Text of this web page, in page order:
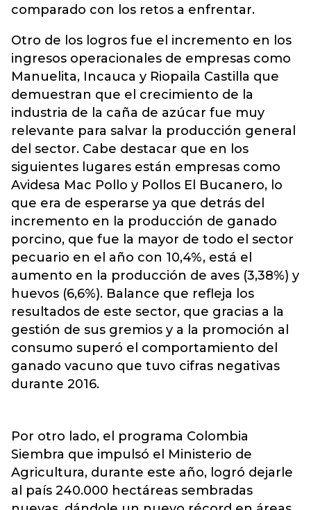
comparado con los retos a enfrentar.
Otro de los logros fue el incremento en los
ingresos operacionales de empresas como
Manuelita, Incauca y Riopaila Castilla que
demuestran que el crecimiento de la
industria de la caña de azúcar fue muy
relevante para salvar la producción general
del sector. Cabe destacar que en los
siguientes lugares están empresas como
Avidesa Mac Pollo y Pollos El Bucanero, lo
que era de esperarse ya que detrás del
incremento en la producción de ganado
porcino, que fue la mayor de todo el sector
pecuario en el año con 10,4%, está el
aumento en la producción de aves (3,38%) y
huevos (6,6%). Balance que refleja los
resultados de este sector, que gracias a la
gestión de sus gremios y a la promoción al
consumo superó el comportamiento del
ganado vacuno que tuvo cifras negativas
durante 2016.
Por otro lado, el programa Colombia
Siembra que impulsó el Ministerio de
Agricultura, durante este año, logró dejarle
al país 240.000 hectáreas sembradas